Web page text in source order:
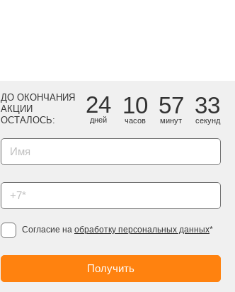
ДО ОКОНЧАНИЯ
АКЦИИ
ОСТАЛОСЬ:
24
дней
10
часов
57
минут
32
секунд
Согласие на обработку персональных данных*